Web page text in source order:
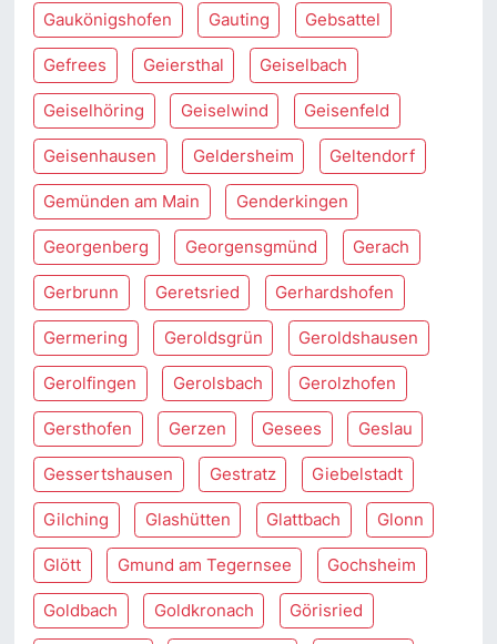
Gaukönigshofen Gauting Gebsattel
Gefrees Geiersthal Geiselbach
Geiselhöring Geiselwind Geisenfeld
Geisenhausen Geldersheim Geltendorf
Gemünden am Main Genderkingen
Georgenberg Georgensgmünd Gerach
Gerbrunn Geretsried Gerhardshofen
Germering Geroldsgrün Geroldshausen
Gerolfingen Gerolsbach Gerolzhofen
Gersthofen Gerzen Gesees Geslau
Gessertshausen Gestratz Giebelstadt
Gilching Glashütten Glattbach Glonn
Glött Gmund am Tegernsee Gochsheim
Goldbach Goldkronach Görisried